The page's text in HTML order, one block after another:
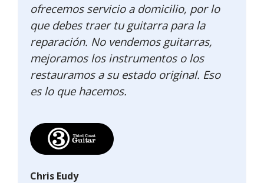
ofrecemos servicio a domicilio, por lo
que debes traer tu guitarra para la
reparación. No vendemos guitarras,
mejoramos los instrumentos o los
restauramos a su estado original. Eso
es lo que hacemos.
Chris Eudy